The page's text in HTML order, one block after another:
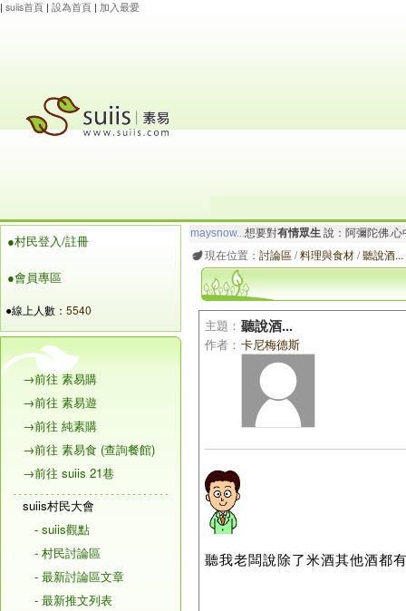
| suiis首頁 | 設為首頁 | 加入最愛
●村民登入/註冊
●會員專區
●線上人數： 5540
→前往 素易購
→前往 素易遊
→前往 純素購
→前往 素易食 (查詢餐館)
→前往 suiis 21巷
suiis村民大會
- suiis觀點
- 村民討論區
- 最新討論區文章
- 最新推文列表
maysnow...想要對有情眾生 說：阿彌陀佛.
玲瓏虹想要對 有情眾生說：阿彌陀佛.心寬
現在位置： 討論區/料理與食材/聽說酒...
主題： 聽說酒...
作者： 卡尼梅德斯
聽我老闆說除了米酒其他酒都